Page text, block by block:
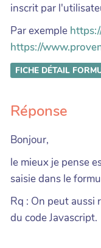
inscrit par
Par exemple
https://
FICHE DÉTAIL
Réponse
Bonjour,
le mieux je pense
saisie dans le
Rq : On peut aussi
du code Javascript.